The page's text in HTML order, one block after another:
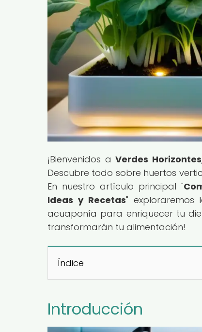
¡Bienvenidos aVerdes Horizontes
Descubre todo sobre huertos
En nuestro artículo principal "
Ideas y Recetas" exploraremos
acuaponía para enriquecer tu
transformarán tu alimentación!
Índice
Introducción